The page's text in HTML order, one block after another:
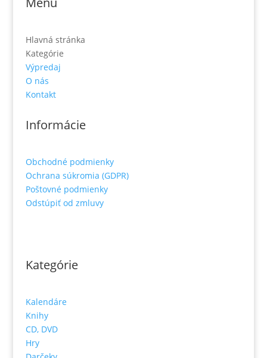
Hlavná stránka
Kategórie
Výpredaj
O nás
Kontakt
Informácie
Obchodné podmienky
Ochrana súkromia (GDPR)
Poštovné podmienky
Odstúpiť od zmluvy
Kategórie
Kalendáre
Knihy
CD, DVD
Hry